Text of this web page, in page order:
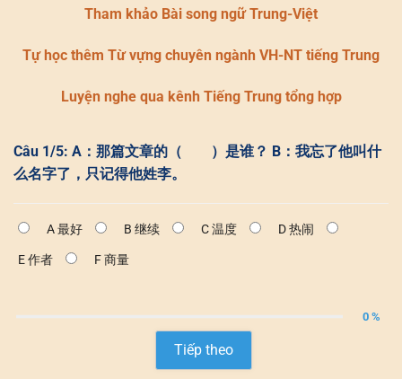
Tham khảo Bài song ngữ Trung-Việt
Tự học thêm Từ vựng chuyên ngành VH-NT tiếng Trung
Luyện nghe qua kênh Tiếng Trung tổng hợp
Câu 1/5: A：那篇文章的（ ）是谁？ B：我忘了他叫什
么名字了，只记得他姓李。
A 最好 B 继续 C 温度 D 热闹
E 作者 F 商量
0 %
Tiếp theo